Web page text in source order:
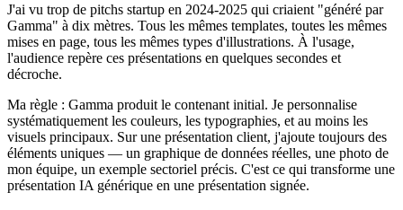
J'ai vu trop de pitchs startup en 2024-2025 qui criaient "généré par
Gamma" à dix mètres. Tous les mêmes templates, toutes les mêmes
mises en page, tous les mêmes types d'illustrations. À l'usage,
l'audience repère ces présentations en quelques secondes et
décroche.
Ma règle : Gamma produit le contenant initial. Je personnalise
systématiquement les couleurs, les typographies, et au moins les
visuels principaux. Sur une présentation client, j'ajoute toujours des
éléments uniques — un graphique de données réelles, une photo de
mon équipe, un exemple sectoriel précis. C'est ce qui transforme une
présentation IA générique en une présentation signée.